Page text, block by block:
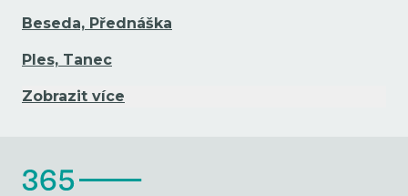
Beseda, Přednáška
Ples, Tanec
Zobrazit více